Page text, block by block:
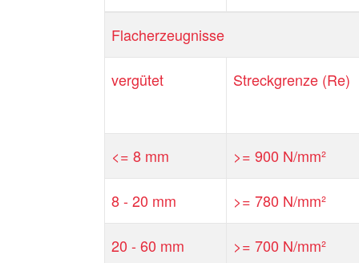
Flacherzeugnisse
vergütet Streckgrenze (Re)
<= 8 mm >= 900 N/mm²
8 - 20 mm >= 780 N/mm²
20 - 60 mm >= 700 N/mm²